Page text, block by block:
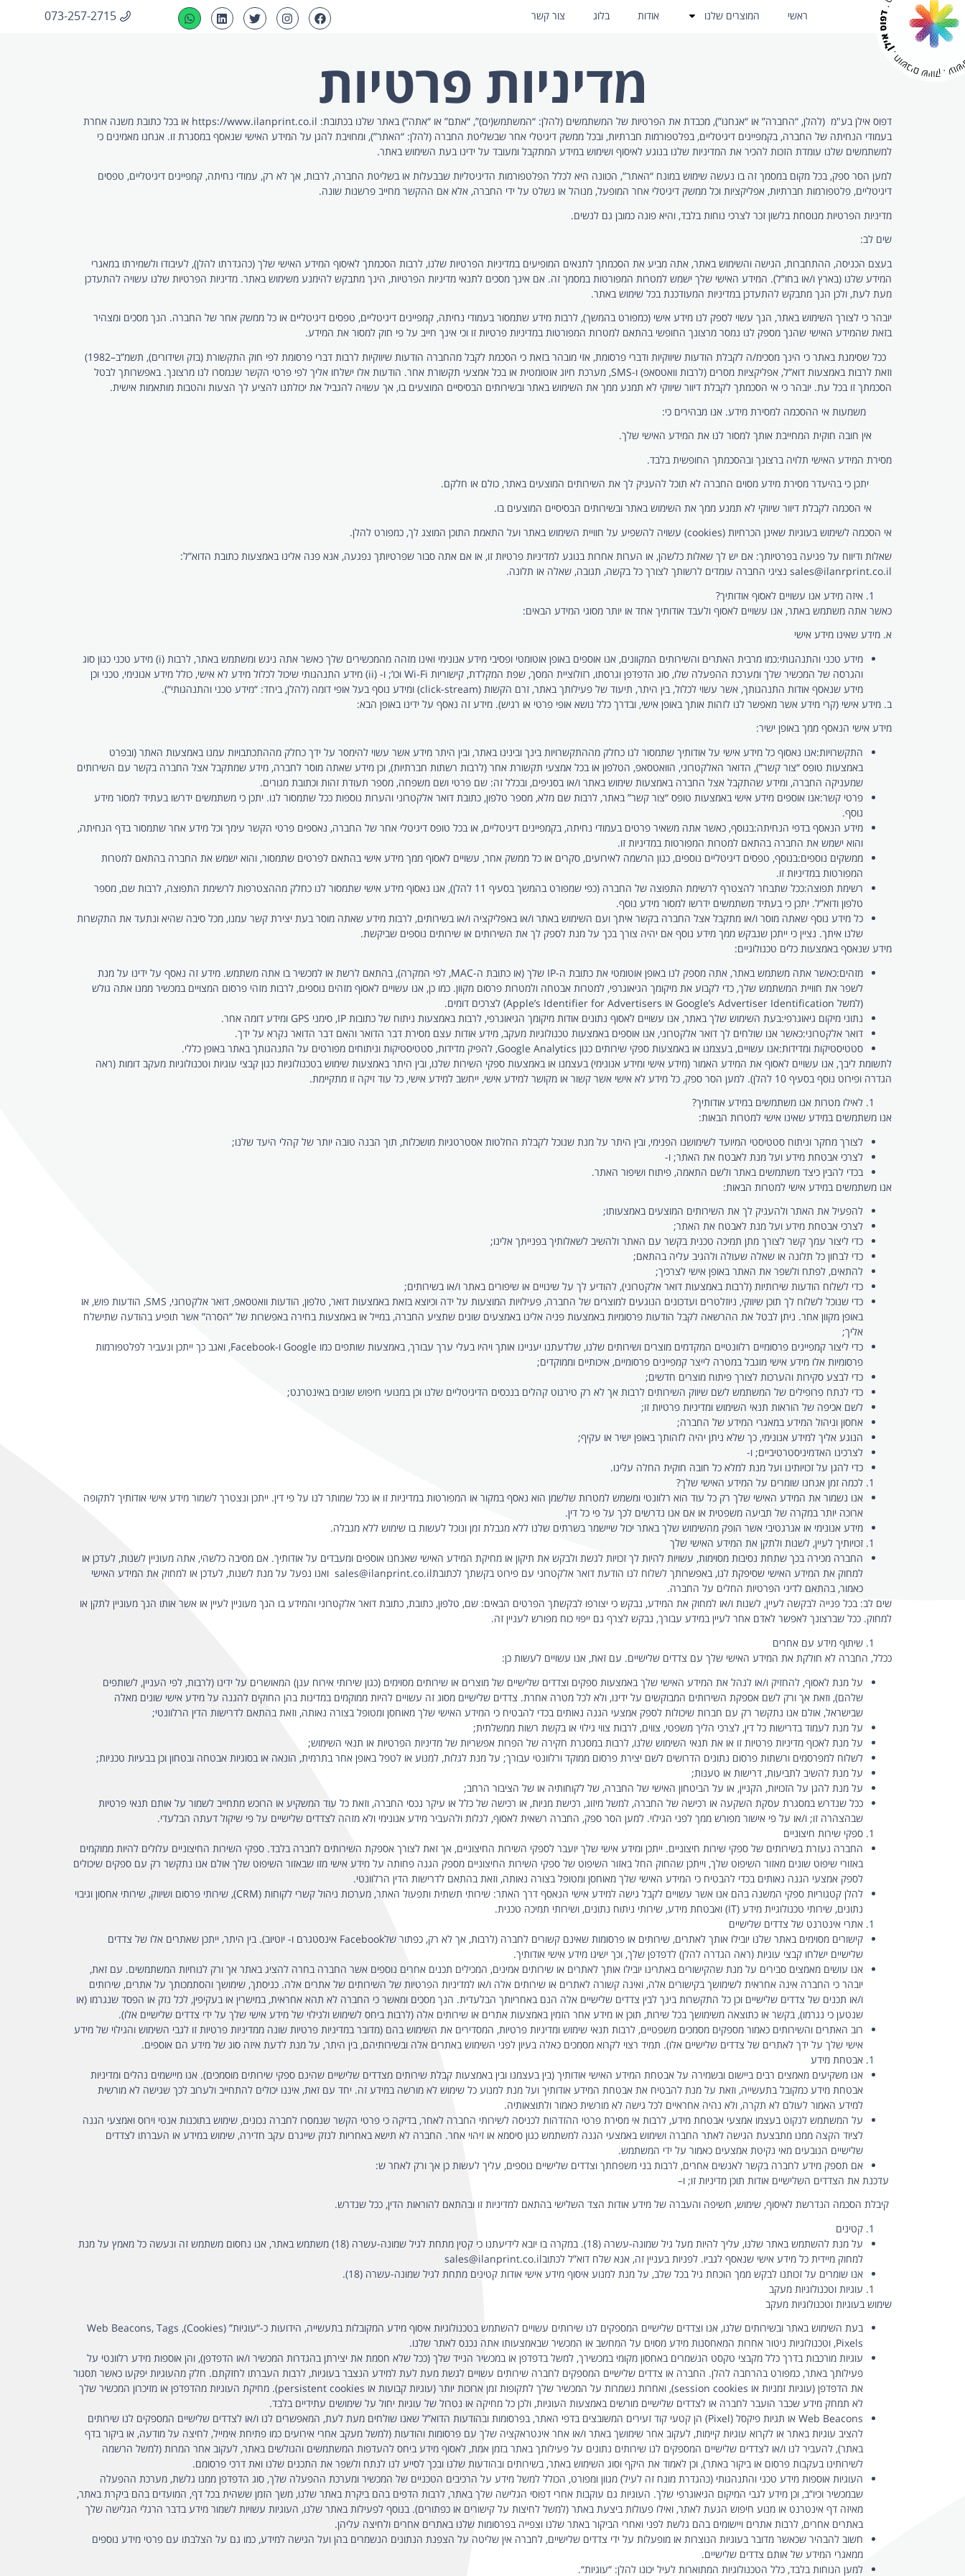
ראשי המוצרים שלנו אודות בלוג צור קשר 073-257-2715
מדיניות פרטיות
דפוס אילן בע"מ (להלן, “החברה” או “אנחנו”), מכבדת את הפרטיות של המשתמשים (להלן: “המשתמש(ים)”, “אתם” או “אתה”) באתר שלנו בכתובת: https://www.ilanprint.co.il או בכל כתובת משנה אחרת
בעמודי הנחיתה של החברה, בקמפיינים דיגיטליים, בפלטפורמות חברתיות, ובכל ממשק דיגיטלי אחר שבשליטת החברה (להלן: “האתר”), ומחויבת להגן על המידע האישי שנאסף במסגרת זו. אנחנו מאמינים כי
למשתמשים שלנו עומדת הזכות להכיר את המדיניות שלנו בנוגע לאיסוף ושימוש במידע המתקבל ומעובד על ידינו בעת השימוש באתר.
למען הסר ספק, בכל מקום במסמך זה בו נעשה שימוש במונח “האתר”, הכוונה היא לכלל הפלטפורמות הדיגיטליות שבבעלות או בשליטת החברה, לרבות, אך לא רק, עמודי נחיתה, קמפיינים דיגיטליים, טפסים
דיגיטליים, פלטפורמות חברתיות, אפליקציות וכל ממשק דיגיטלי אחר המופעל, מנוהל או נשלט על ידי החברה, אלא אם ההקשר מחייב פרשנות שונה.
מדיניות הפרטיות מנוסחת בלשון זכר לצרכי נוחות בלבד, והיא פונה כמובן גם לנשים.
שים לב:
בעצם הכניסה, ההתחברות, הגישה והשימוש באתר, אתה מביע את הסכמתך לתנאים המופיעים במדיניות הפרטיות שלנו, לרבות הסכמתך לאיסוף המידע האישי שלך (כהגדרתו להלן), לעיבודו ולשמירתו במאגרי
המידע שלנו (בארץ ו/או בחו”ל). המידע האישי שלך ישמש למטרות המפורטות במסמך זה. אם אינך מסכים לתנאי מדיניות הפרטיות, הינך מתבקש להימנע משימוש באתר. מדיניות הפרטיות שלנו עשויה להתעדכן
מעת לעת, ולכן הנך מתבקש להתעדכן במדיניות המעודכנת בכל שימוש באתר.
יובהר כי לצורך השימוש באתר, הנך עשוי לספק לנו מידע אישי (כמפורט בהמשך), לרבות מידע שתמסור בעמודי נחיתה, קמפיינים דיגיטליים, טפסים דיגיטליים או כל ממשק אחר של החברה. הנך מסכים ומצהיר
בזאת שהמידע האישי שהנך מספק לנו נמסר מרצונך החופשי בהתאם למטרות המפורטות במדיניות פרטיות זו וכי אינך חייב על פי חוק למסור את המידע.
ככל שסימנת באתר כי הינך מסכימ/ה לקבלת הודעות שיווקיות ודברי פרסומת, אזי מובהר בזאת כי הסכמת לקבל מהחברה הודעות שיווקיות לרבות דברי פרסומת לפי חוק התקשורת (בזק ושידורים), תשמ”ב–1982)
וזאת לרבות באמצעות דוא”ל, אפליקציות מסרים (לרבות וואטסאפ) ו-SMS, מערכת חיוג אוטומטית או בכל אמצעי תקשורת אחר. הודעות אלו ישלחו אליך לפי פרטי הקשר שנמסרו לנו מרצונך. באפשרותך לבטל
הסכמתך זו בכל עת. יובהר כי אי הסכמתך לקבלת דיוור שיווקי לא תמנע ממך את השימוש באתר ובשירותים הבסיסיים המוצעים בו, אך עשויה להגביל את יכולתנו להציע לך הצעות והטבות מותאמות אישית.
משמעות אי ההסכמה למסירת מידע. אנו מבהירים כי:
אין חובה חוקית המחייבת אותך למסור לנו את המידע האישי שלך.
מסירת המידע האישי תלויה ברצונך ובהסכמתך החופשית בלבד.
יתכן כי בהיעדר מסירת מידע מסוים החברה לא תוכל להעניק לך את השירותים המוצעים באתר, כולם או חלקם.
אי הסכמה לקבלת דיוור שיווקי לא תמנע ממך את השימוש באתר ובשירותים הבסיסיים המוצעים בו.
אי הסכמה לשימוש בעוגיות שאינן הכרחיות (cookies) עשויה להשפיע על חוויית השימוש באתר ועל התאמת התוכן המוצג לך, כמפורט להלן.
שאלות ודיווח על פגיעה בפרטיותך: אם יש לך שאלות כלשהן, או הערות אחרות בנוגע למדיניות פרטיות זו, או אם אתה סבור שפרטיותך נפגעה, אנא פנה אלינו באמצעות כתובת הדוא”ל:
sales@ilanrprint.co.il נציגי החברה עומדים לרשותך לצורך כל בקשה, תגובה, שאלה או תלונה.
איזה מידע אנו עשויים לאסוף אודותיך?
כאשר אתה משתמש באתר, אנו עשויים לאסוף ולעבד אודותיך אחד או יותר מסוגי המידע הבאים:
א. מידע שאינו מידע אישי
מידע טכני והתנהגותי:
כמו מרבית האתרים והשירותים המקוונים, אנו אוספים באופן אוטומטי ופסיבי מידע אנונימי ואינו מזהה מהמכשירים שלך כאשר אתה ניגש ומשתמש באתר, לרבות (i) מידע טכני כגון סוג
והגרסה של המכשיר שלך ומערכת ההפעלה שלו, סוג הדפדפן וגרסתו, רזולוציית המסך, שפת המקלדת, קישוריות Wi-Fi וכו’; ו- (ii) מידע התנהגותי שיכול לכלול מידע לא אישי, כולל מידע אנונימי, טכני וכן
מידע שנאסף אודות התנהגותך, אשר עשוי לכלול, בין היתר, תיעוד של פעילותך באתר, זרם הקשות (click-stream) ומידע נוסף בעל אופי דומה (להלן, ביחד: “מידע טכני והתנהגותי“).
ב. מידע אישי (קרי מידע אשר מאפשר לנו לזהות אותך באופן אישי, ובדרך כלל נושא אופי פרטי או רגיש). מידע זה נאסף על ידינו באופן הבא:
מידע אישי הנאסף ממך באופן ישיר:
התקשרויות:אנו נאסוף כל מידע אישי על אודותיך שתמסור לנו כחלק מההתקשרויות בינך ובינינו באתר, ובין היתר מידע אשר עשוי להימסר על ידך כחלק מההתכתבויות עמנו באמצעות האתר (ובפרט
באמצעות טופס “צור קשר”), הדואר האלקטרוני, הוואטסאפ, הטלפון או בכל אמצעי תקשורת אחר (לרבות רשתות חברתיות), וכן מידע שאתה מוסר לחברה, מידע שמתקבל אצל החברה בקשר עם השירותים
שמעניקה החברה, ומידע שהתקבל אצל החברה באמצעות שימוש באתר ו/או בסניפים, ובכלל זה: שם פרטי ושם משפחה, מספר תעודת זהות וכתובת מגורים.
פרטי קשר:אנו אוספים מידע אישי באמצעות טופס “צור קשר” באתר, לרבות שם מלא, מספר טלפון, כתובת דואר אלקטרוני והערות נוספות ככל שתמסור לנו. יתכן כי משתמשים ידרשו בעתיד למסור מידע
נוסף.
מידע הנאסף בדפי הנחיתה:בנוסף, כאשר אתה משאיר פרטים בעמודי נחיתה, בקמפיינים דיגיטליים, או בכל טופס דיגיטלי אחר של החברה, נאספים פרטי הקשר עימך וכל מידע אחר שתמסור בדף הנחיתה,
והוא ישמש את החברה בהתאם למטרות המפורטות במדיניות זו.
ממשקים נוספים:בנוסף, טפסים דיגיטליים נוספים, כגון הרשמה לאירועים, סקרים או כל ממשק אחר, עשויים לאסוף ממך מידע אישי בהתאם לפרטים שתמסור, והוא ישמש את החברה בהתאם למטרות
המפורטות במדיניות זו.
רשימת תפוצה:
ככל שתבחר להצטרף לרשימת התפוצה של החברה (כפי שמפורט בהמשך בסעיף 11 להלן), אנו נאסוף מידע אישי שתמסור לנו כחלק מההצטרפות לרשימת התפוצה, לרבות שם, מספר
טלפון ודוא”ל. יתכן כי בעתיד משתמשים ידרשו למסור מידע נוסף.
כל מידע נוסף שאתה מוסר ו/או מתקבל אצל החברה בקשר איתך ועם השימוש באתר ו/או באפליקציה ו/או בשירותים, לרבות מידע שאתה מוסר בעת יצירת קשר עמנו, מכל סיבה שהיא ונתעד את התקשרות
שלנו איתך. נציין כי ייתכן שנבקש ממך מידע נוסף אם יהיה צורך בכך על מנת לספק לך את השירותים או שירותים נוספים שביקשת.
מידע שנאסף באמצעות כלים טכנולוגיים:
מזהים:
כאשר אתה משתמש באתר, אתה מספק לנו באופן אוטומטי את כתובת ה-IP שלך (או כתובת ה-MAC, לפי המקרה), בהתאם לרשת או למכשיר בו אתה משתמש. מידע זה נאסף על ידינו על מנת
לשפר את חוויית המשתמש שלך, כדי לקבוע את מיקומך הגיאוגרפי, למטרות אבטחה ולמטרות פרסום מקוון. כמו כן, אנו עשויים לאסוף מזהים נוספים, לרבות מזהי פרסום המצויים במכשיר ממנו אתה גולש
(למשל Google’s Advertiser Identification או Apple’s Identifier for Advertisers) לצרכים דומים.
נתוני מיקום גיאוגרפי:בעת השימוש שלך באתר, אנו עשויים לאסוף נתונים אודות מיקומך הגיאוגרפי, לרבות באמצעות ניתוח של כתובות IP, סימני GPS ומידע דומה אחר.
דואר אלקטרוני:כאשר אנו שולחים לך דואר אלקטרוני, אנו אוספים באמצעות טכנולוגיות מעקב, מידע אודות עצם מסירת דבר הדואר והאם דבר הדואר נקרא על ידך.
סטטיסטיקות ומדידות:אנו עשויים, בעצמנו או באמצעות ספקי שירותים כגון Google Analytics, להפיק מדידות, סטטיסטיקות וניתוחים מפורטים על התנהגותך באתר באופן כללי.
לתשומת ליבך, אנו עשויים לאסוף את המידע האמור (מידע אישי ומידע אנונימי) בעצמנו או באמצעות ספקי השירות שלנו, ובין היתר באמצעות שימוש בטכנולוגיות כגון קבצי עוגיות וטכנולוגיות מעקב דומות (ראה
הגדרה ופירוט נוסף בסעיף 10 להלן). למען הסר ספק, כל מידע לא אישי אשר קשור או מקושר למידע אישי, ייחשב למידע אישי, כל עוד זיקה זו מתקיימת.
לאילו מטרות אנו משתמשים במידע אודותיך?
אנו משתמשים במידע שאינו אישי למטרות הבאות:
לצורך מחקר וניתוח סטטיסטי המיועד לשימושנו הפנימי, ובין היתר על מנת שנוכל לקבלת החלטות אסטרטגיות מושכלות, תוך הבנה טובה יותר של קהלי היעד שלנו;
לצרכי אבטחת מידע ועל מנת לאבטח את האתר; ו-
בכדי להבין כיצד משתמשים באתר ולשם התאמה, פיתוח ושיפור האתר.
אנו משתמשים במידע אישי למטרות הבאות:
להפעיל את האתר ולהעניק לך את השירותים המוצעים באמצעותו;
לצרכי אבטחת מידע ועל מנת לאבטח את האתר;
כדי ליצור עמך קשר לצורך מתן תמיכה טכנית בקשר עם האתר ולהשיב לשאלותיך בפנייתך אלינו;
כדי לבחון כל תלונה או שאלה שעולה ולהגיב עליה בהתאם;
להתאים, לפתח ולשפר את האתר באופן אישי לצרכיך;
כדי לשלוח הודעות שירותיות (לרבות באמצעות דואר אלקטרוני), להודיע לך על שינויים או שיפורים באתר ו/או בשירותים;
כדי שנוכל לשלוח לך תוכן שיווקי, ניוזלטרים ועדכונים הנוגעים למוצרים של החברה, פעילויות המוצעות על ידה וכיוצא בזאת באמצעות דואר, טלפון, הודעות וואטסאפ, דואר אלקטרוני, SMS, הודעות פוש, או
באופן מקוון אחר. ניתן לבטל את ההרשאה לקבל הודעות פרסומיות באמצעות פניה אלינו באמצעים שונים שתציע החברה, במייל או באמצעות בחירה באפשרות של “הסרה” אשר תופיע בהודעה שתישלח
אליך;
כדי ליצור קמפיינים פרסומיים רלוונטיים המקדמים מוצרים ושירותים שלנו, שלדעתנו יעניינו אותך ויהיו בעלי ערך עבורך, באמצעות שותפים כמו Google ו-Facebook, ואגב כך ייתכן ונעביר לפלטפורמות
פרסומיות אלו מידע אישי מוגבל במטרה לייצר קמפיינים פרסומיים, איכותיים וממוקדים;
כדי לבצע סקירות והערכות לצורך פיתוח מוצרים חדשים;
כדי לנתח פרופילים של המשתמש לשם שיווק השירותים לרבות אך לא רק טירגוט קהלים בנכסים הדיגיטליים שלנו וכן במנועי חיפוש שונים באינטרנט;
לשם אכיפה של הוראות תנאי השימוש ומדיניות פרטיות זו;
אחסון וניהול המידע במאגרי המידע של החברה;
הנוגע אליך למידע אנונימי, כך שלא ניתן יהיה לזהותך באופן ישיר או עקיף;
לצרכינו האדמיניסטרטיביים; ו-
כדי להגן על זכויותינו ועל מנת למלא כל חובה חוקית החלה עלינו.
לכמה זמן אנחנו שומרים על המידע האישי שלך?
אנו נשמור את המידע האישי שלך רק כל עוד הוא רלוונטי ומשמש למטרות שלשמן הוא נאסף במקור או המפורטות במדיניות זו או ככל שמותר לנו על פי דין. ייתכן ונצטרך לשמור מידע אישי אודותיך לתקופה
ארוכה יותר במקרה של תביעה משפטית או אם אנו נדרשים לכך על פי כל דין.
מידע אנונימי או אגרגטיבי אשר הופק מהשימוש שלך באתר יכול שיישמר בשרתים שלנו ללא מגבלת זמן ונוכל לעשות בו שימוש ללא מגבלה.
זכויותיך לעיין, לשנות ולתקן את המידע האישי שלך
החברה מכירה בכך שתחת נסיבות מסוימות, עשויות להיות לך זכויות לגשת ולבקש את תיקון או מחיקת המידע האישי שאנחנו אוספים ומעבדים על אודותיך. אם מסיבה כלשהי, אתה מעוניין לשנות, לעדכן או
למחוק את המידע האישי שסיפקת לנו, באפשרותך לשלוח לנו הודעת דואר אלקטרוני עם פירוט בקשתך לכתובתsales@ilanprint.co.il
ואנו נפעל על מנת לשנות, לעדכן או למחוק את המידע האישי
כאמור, בהתאם לדיני הפרטיות החלים על החברה.
שים לב: בכל פנייה לבקשה לעיין, לשנות ו/או למחוק את המידע, נבקש כי יצורפו לבקשתך הפרטים הבאים: שם, טלפון, כתובת, כתובת דואר אלקטרוני והמידע בו הנך מעוניין לעיין או אשר אותו הנך מעוניין לתקן או
למחוק. ככל שברצונך לאפשר לאדם אחר לעיין במידע עבורך, נבקש לצרף גם ייפוי כוח מפורש לעניין זה.
שיתוף מידע עם אחרים
ככלל, החברה לא חולקת את המידע האישי שלך עם צדדים שלישיים. עם זאת, אנו עשויים לעשות כן:
על מנת לאסוף, להחזיק ו/או לנהל את המידע האישי שלך באמצעות ספקים וצדדים שלישיים של מוצרים או שירותים מסוימים (כגון שירותי אירוח ענן) המאושרים על ידינו (לרבות, לפי העניין, לשותפים
שלהם), וזאת אך ורק לשם אספקת השירותים המבוקשים על ידינו, ולא לכל מטרה אחרת. צדדים שלישיים מסוג זה עשויים להיות ממוקמים במדינות בהן החוקים להגנה על מידע אישי שונים מאלה
שבישראל, אולם אנו נתקשר רק עם חברות שיכולות לספק אמצעי הגנה נאותים בכדי להבטיח כי המידע האישי שלך מאוחסן ומטופל בצורה נאותה, וזאת בהתאם לדרישות הדין הרלוונטי;
על מנת לעמוד בדרישות כל דין, לצרכי הליך משפטי, צווים, לרבות צווי גילוי או בקשת רשות ממשלתית;
על מנת לאכוף מדיניות פרטיות זו או את תנאי השימוש שלנו, לרבות במסגרת חקירה של הפרות אפשריות של מדיניות הפרטיות או תנאי השימוש;
לשלוח למפרסמים ורשתות פרסום נתונים הדרושים לשם יצירת פרסום ממוקד ורלוונטי עבורך; על מנת לגלות, למנוע או לטפל באופן אחר בתרמית, הונאה או בסוגיות אבטחה ובטחון וכן בבעיות טכניות;
על מנת להשיב לתביעות, דרישות או טענות;
על מנת להגן על הזכויות, הקניין, או על הביטחון האישי של החברה, של לקוחותיה או של הציבור הרחב;
ככל שנדרש במסגרת עסקת השקעה או רכישה של החברה, למשל מיזוג, רכישת מניות, או רכישה של כלל או עיקר נכסי החברה, וזאת כל עוד המשקיע או הרוכש מתחייב לשמור על אותם תנאי פרטיות
שבהצהרה זו; ו/או על פי אישור מפורש ממך לפני הגילוי. למען הסר ספק, החברה רשאית לאסוף, לגלות ולהעביר מידע אנונימי ולא מזהה לצדדים שלישיים על פי שיקול דעתה הבלעדי.
ספקי שירות חיצוניים
החברה נעזרת בשירותים של ספקי שירות חיצוניים. ייתכן ומידע אישי שלך יועבר לספקי השירות החיצוניים, אך זאת לצורך אספקת השירותים לחברה בלבד. ספקי השירות החיצוניים עלולים להיות ממוקמים
באזורי שיפוט שונים מאזור השיפוט שלך, וייתכן שהחוק החל באזור השיפוט של ספקי השירות החיצוניים מספק הגנה פחותה על מידע אישי מזו שבאזור השיפוט שלך אולם אנו נתקשר רק עם ספקים שיכולים
לספק אמצעי הגנה נאותים בכדי להבטיח כי המידע האישי שלך מאוחסן ומטופל בצורה נאותה, וזאת בהתאם לדרישות הדין הרלוונטי.
להלן קטגוריות ספקי המשנה בהם אנו אשר עשויים לקבל גישה למידע אישי הנאסף דרך האתר: שירותי תשתית ותפעול האתר, מערכות ניהול קשרי לקוחות (CRM), שירותי פרסום ושיווק, שירותי אחסון וגיבוי
נתונים, שירותי טכנולוגיית מידע (IT) ואבטחת מידע, שירותי ניתוח נתונים, ושירותי תמיכה טכנית.
אתרי אינטרנט של צדדים שלישיים
קישורים מסוימים באתר שלנו יובילו אותך לאתרים, שירותים או פרסומות שאינם קשורים לחברה (לרבות, אך לא רק, כפתור שלFacebook אינסטגרם ו- יוטיוב). בין היתר, ייתכן שאתרים אלו של צדדים
שלישיים ישלחו קבצי עוגיות (ראה הגדרה להלן) לדפדפן שלך, וכך ישיגו מידע אישי אודותיך.
אנו עושים מאמצים סבירים על מנת שהקישורים באתרינו יובילו אותך לאתרים או שירותים אמינים, המכילים תכנים אחרים נוספים אשר החברה בחרה להציג באתר אך ורק לנוחיות המשתמשים. עם זאת,
יובהר כי החברה אינה אחראית לשימושך בקישורים אלה, ואינה קשורה לאתרים או שירותים אלה ו/או למדיניות הפרטיות של השירותים של אתרים אלה. כניסתך, שימושך והסתמכותך על אתרים, שירותים
ו/או תכנים של צדדים שלישיים וכן כל התקשרות בינך לבין צדדים שלישיים אלה הנם באחריותך הבלעדית. הנך מסכים ומאשר כי החברה לא תהא אחראית, במישרין או בעקיפין, לכל נזק או הפסד שנגרמו (או
שנטען כי נגרמו), בקשר או כתוצאה משימושך בכל שירות, תוכן או מידע אחר הזמין באמצעות אתרים או שירותים אלה (לרבות ביחס לשימוש ולגילוי של מידע אישי שלך על ידי צדדים שלישיים אלו).
רוב האתרים והשירותים כאמור מספקים מסמכים משפטיים, לרבות תנאי שימוש ומדיניות פרטיות, המסדירים את השימוש בהם (מדובר במדיניות פרטיות שונה ממדיניות פרטיות זו לגבי השימוש והגילוי של מידע
אישי שלך על ידך לאתרים של צדדים שלישיים אלו). תמיד רצוי לקרוא מסמכים כאלה בעיון לפני השימוש באתרים אלה ובשירותיהם, בין היתר, על מנת לדעת איזה סוג של מידע הם אוספים.
אבטחת מידע
אנו משקיעים מאמצים רבים ביישום ובשמירה על אבטחת המידע האישי אודותיך (בין בעצמנו ובין באמצעות קבלת שירותים מצדדים שלישיים שהינם ספקי שירותים מוסמכים). אנו מיישמים נהלים ומדיניות
אבטחת מידע כמקובל בתעשייה, וזאת על מנת להבטיח את אבטחת המידע אודותיך ועל מנת למנוע כל שימוש לא מורשה במידע זה. יחד עם זאת, איננו יכולים להתחייב ולערוב לכך שגישה לא מורשית
למידע האמור לעולם לא תקרה, ולא נהיה אחראיים לכל גישה לא מורשית כאמור ולתוצאותיה.
על המשתמש לנקוט בעצמו אמצעי אבטחת מידע, לרבות אי מסירת פרטי ההזדהות לכניסה לשירותי החברה לאחר, בדיקה כי פרטי הקשר שנמסרו לחברה נכונים, שימוש בתוכנות אנטי וירוס ואמצעי הגנה
לציוד הקצה ממנו מתבצעת הגישה לאתר החברה ושימוש באמצעי הגנה למשתמש כגון סיסמא או זיהוי אחר. החברה לא תישא באחריות לנזק שייגרם עקב חדירה, שימוש במידע או העברתו לצדדים
שלישיים הנובעים מאי נקיטת אמצעים כאמור על ידי המשתמש.
אם תספק מידע לחברה בקשר לאנשים אחרים, לרבות בני משפחתך וצדדים שלישיים נוספים, עליך לעשות כן אך ורק לאחר ש:
עדכנת את הצדדים השלישיים אודות תוכן מדיניות זו; ו–
קיבלת הסכמה הנדרשת לאיסוף, שימוש, חשיפה והעברה של מידע אודות הצד השלישי בהתאם למדיניות זו ובהתאם להוראות הדין, ככל שנדרש.
קטינים
על מנת להשתמש באתר שלנו, עליך להיות מעל גיל שמונה-עשרה (18). במקרה בו יובא לידיעתנו כי קטין מתחת לגיל שמונה-עשרה (18) משתמש באתר, אנו נחסום משתמש זה ונעשה כל מאמץ על מנת
למחוק מיידית כל מידע אישי שנאסף לגביו. לפניות בעניין זה, אנא שלח דוא”ל לכתובsales@ilanprint.co.il
אנו שומרים על זכותנו לבקש ממך הוכחת גיל בכל שלב, על מנת למנוע איסוף מידע אישי אודות קטינים מתחת לגיל שמונה-עשרה (18).
עוגיות וטכנולוגיות מעקב
שימוש בעוגיות וטכנולוגיות מעקב
בעת השימוש באתר ובשירותים שלנו, אנו וצדדים שלישיים המספקים לנו שירותים עשויים להשתמש בטכנולוגיות איסוף מידע המקובלות בתעשייה, הידועות כ-“עוגיות” (Cookies), Web Beacons, Tags
,Pixels וטכנולוגיות ניטור אחרות המאחסנות מידע מסוים על המחשב או המכשיר שבאמצעותו אתה נכנס לאתר שלנו.
עוגיות מורכבות בדרך כלל מקבצי טקסט הנשמרים באחסון מקומי במכשירך, למשל בדפדפן או במכשיר הנייד שלך (ככל שלא חסמת את יצירתן בהגדרות המכשיר ו/או הדפדפן), והן אוספות מידע רלוונטי על
פעילותך באתר, כמפורט בהרחבה להלן. החברה או צדדים שלישיים המספקים לחברה שירותים עשויים לגשת מעת לעת למידע הנצבר בעוגיות, לרבות העברתו לחזקתם. חלק מהעוגיות יפקעו כאשר תסגור
את הדפדפן (עוגיות זמניות או session cookies), ואחרות נשמרות על המכשיר שלך לתקופות זמן ארוכות יותר (עוגיות קבועות או persistent cookies). מחיקת העוגיות מהדפדפן או מזיכרון המכשיר שלך
לא תמחק מידע שכבר הועבר לחברה או לצדדים שלישיים מורשים באמצעות העוגיות, ולכן כל מחיקה או נטרול של עוגיות יחול על שימושים עתידיים בלבד.
Web Beacons או תגיות פיקסל (Pixel) הן קטעי קוד זעירים המשובצים בדפי האתר, בפרסומות ובהודעות הדוא”ל שאנו שולחים מעת לעת, המאפשרים לנו ו/או לצדדים שלישיים המספקים לנו שירותים
להציב עוגיות באתר או לקרוא עוגיות קיימות, לעקוב אחר שימושך באתר ו/או אחר אינטראקציה שלך עם פרסומות והודעות (למשל מעקב אחרי אירועים כמו פתיחת אימייל, לחיצה על מודעה, או ביקור בדף
באתר), להעביר לנו ו/או לצדדים שלישיים המספקים לנו שירותים נתונים על פעילותך באתר בזמן אמת, לאסוף מידע ביחס להעדפות המשתמשים והגולשים באתר, לעקוב אחר המרות (למשל הרשמה
לשירותינו בעקבות פרסום או ביקור באתר), וכן לאמוד את היקף וסוג השימוש באתר, בשירותים ובהודעות שלנו ובכך לסייע לנו לנתח ולשפר את התכנים שלנו ואת דרכי פרסומם.
העוגיות אוספות מידע טכני והתנהגותי (כהגדרת מונח זה לעיל) מגוון ומפורט, הכולל למשל מידע על הרכיבים הטכניים של המכשיר ומערכת ההפעלה שלך, סוג הדפדפן ממנו גלשת, מערכת ההפעלה
שבמכשיר וכיו”ב, וכן מידע לגבי המיקום הגיאוגרפי שלך. העוגיות גם עוקבות אחרי דפוסי הגלישה שלך באתר, לרבות הדפים בהם ביקרת באתר שלנו, משך הזמן ששהית בכל דף, המועדים בהם ביקרת באתר,
מאיזה דף אינטרנט או מנוע חיפוש הגעת לאתר, ואילו פעולות ביצעת באתר (למשל לחיצות על קישורים או כפתורים). בנוסף לפעילות באתר שלנו, העוגיות עשויות לשמור מידע בדבר הרגלי הגלישה שלך
באתרים אחרים, לרבות אתרים ויישומים בהם גלשת לפני ואחרי הביקור באתר שלנו וצפייה בפרסומות שלנו באתרים אחרים ולחיצה עליהן.
חשוב להבהיר שכאשר מדובר בעוגיות הנוצרות או מופעלות על ידי צדדים שלישיים, לחברה אין שליטה על הצפנת הנתונים הנשמרים בהן ועל הגישה למידע, כמו גם על הצלבתו עם פרטי מידע נוספים
ממאגרי המידע של אותם צדדים שלישיים.
למען הנוחות בלבד, כלל הטכנולוגיות המתוארות לעיל יכונו להלן: “עוגיות“.